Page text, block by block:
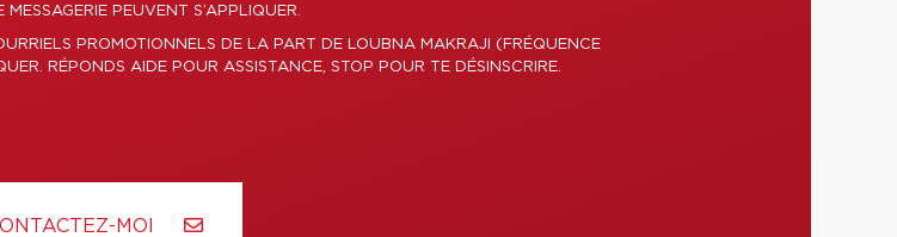
PEUVENT S’APPLIQUER.
PROMOTIONNELS DE LA PART DE LOUBNA MAKRAJI (FRÉQUENCE
RÉPONDS AIDE POUR ASSISTANCE, STOP POUR TE DÉSINSCRIRE.
MOI